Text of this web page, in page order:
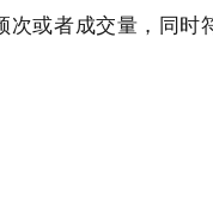
或者成交量，同时